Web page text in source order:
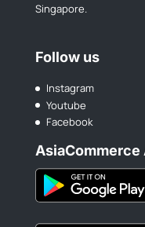
Singapore.
Follow us
Instagram
Youtube
Facebook
AsiaCommerce